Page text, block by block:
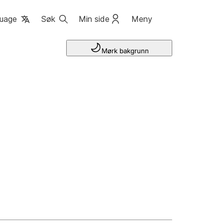
Søk Min side Meny
Mørk bakgrunn